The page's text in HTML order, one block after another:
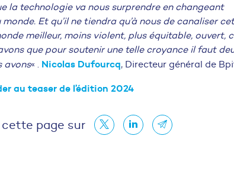
la technologie va nous surprendre en changeant
Et qu’il ne tiendra qu’à nous de canaliser
meilleur, moins violent, plus équitable, ouvert,
que pour soutenir une telle croyance il faut
avons« . Nicolas Dufourcq, Directeur général de
au teaser de l’édition 2024
cette page sur